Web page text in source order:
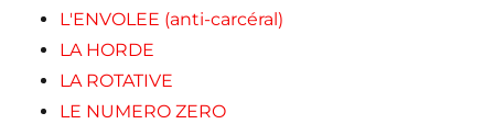
L'ENVOLEE (anti-carcéral)
LA HORDE
LA ROTATIVE
LE NUMERO ZERO